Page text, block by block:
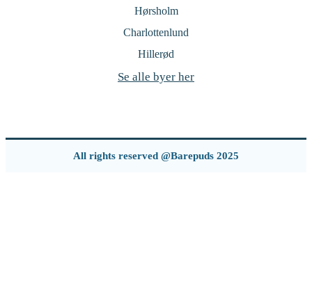
Hørsholm
Charlottenlund
Hillerød
Se alle byer her
All rights reserved @Barepuds 2025